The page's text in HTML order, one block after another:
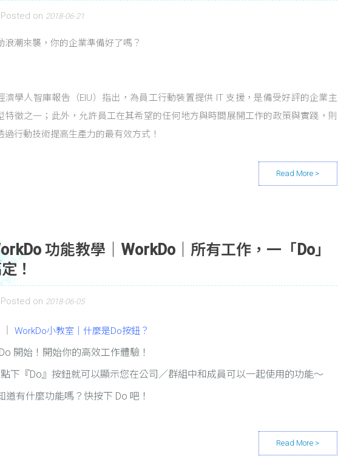
Posted on 2018-06-21
浪潮來襲，你的企業準備好了嗎？
濟學人智庫報告（EIU）指出，為員工行動裝置提供 IT 支援，是備受好評的企業主
特徵之一；此外，允許員工在其希望的任何地方與時間展開工作的政策與實踐，則
過行動技術提高生產力的最有效方式！
功能教學｜WorkDo｜所有工作，一「Do」
！
Posted on 2018-06-05
WorkDo小教室｜什麼是Do按鈕？
開始！開始你的高效工作體驗！
點下『Do』按鈕就可以顯示您在公司／群組中和成員可以一起使用的功能～
道有什麼功能嗎？快按下 Do 吧！